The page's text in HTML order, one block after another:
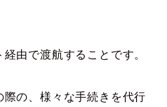
由で渡航することです。
の、様々な手続きを代行